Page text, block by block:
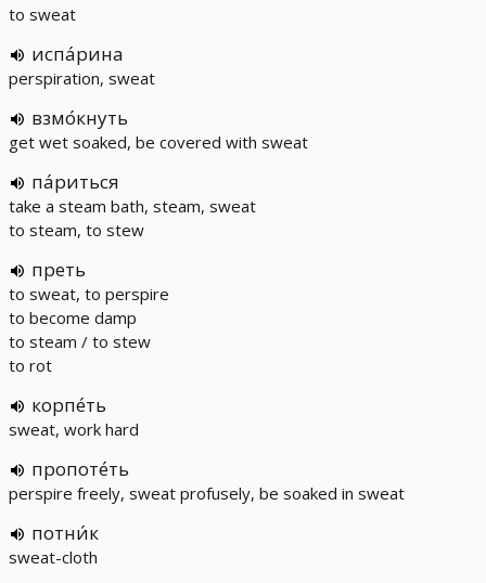
to sweat
испа́рина
perspiration, sweat
взмо́кнуть
get wet soaked, be covered with sweat
па́риться
take a steam bath, steam, sweat
to steam, to stew
преть
to sweat, to perspire
to become damp
to steam / to stew
to rot
корпе́ть
sweat, work hard
пропоте́ть
perspire freely, sweat profusely, be soaked in sweat
потни́к
sweat-cloth